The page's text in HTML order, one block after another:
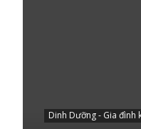
Dinh Dưỡng - Gia đình